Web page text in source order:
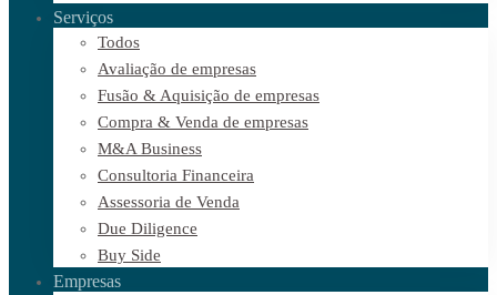
Serviços
Todos
Avaliação de empresas
Fusão & Aquisição de empresas
Compra & Venda de empresas
M&A Business
Consultoria Financeira
Assessoria de Venda
Due Diligence
Buy Side
Empresas